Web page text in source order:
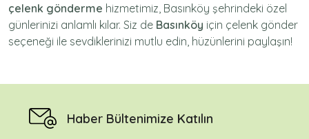
çelenk gönderme hizmetimiz, Basınköy şehrindeki özel
günlerinizi anlamlı kılar. Siz de Basınköy için çelenk gönder
seçeneği ile sevdiklerinizi mutlu edin, hüzünlerini paylaşın!
Haber Bültenimize Katılın